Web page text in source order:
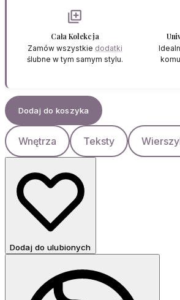
library_add
Cała Kolekcja
Zamów wszystkie dodatki
ślubne w tym samym stylu.
Dodaj do koszyka
Wnętrza Teksty
Dodaj do ulubionych